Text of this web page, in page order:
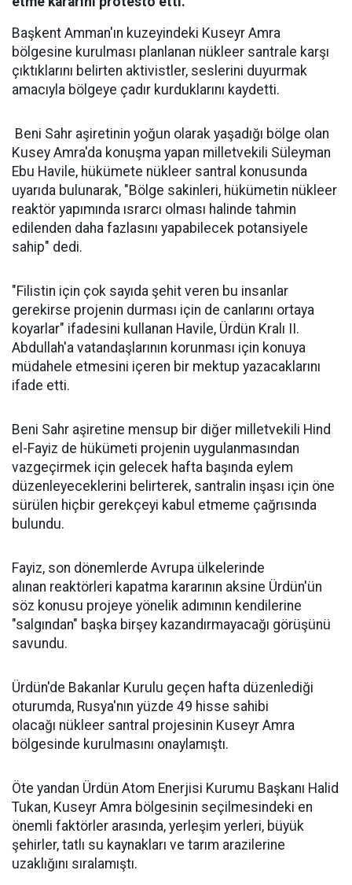
Başkent Amman'ın kuzeyindeki Kuseyr Amra
bölgesine kurulması planlanan nükleer santrale karşı
çıktıklarını belirten aktivistler, seslerini duyurmak
amacıyla bölgeye çadır kurduklarını kaydetti.
Beni Sahr aşiretinin yoğun olarak yaşadığı bölge olan
Kusey Amra'da konuşma yapan milletvekili Süleyman
Ebu Havile, hükümete nükleer santral konusunda
uyarıda bulunarak, "Bölge sakinleri, hükümetin nükleer
reaktör yapımında ısrarcı olması halinde tahmin
edilenden daha fazlasını yapabilecek potansiyele
sahip" dedi.
"Filistin için çok sayıda şehit veren bu insanlar
gerekirse projenin durması için de canlarını ortaya
koyarlar" ifadesini kullanan Havile, Ürdün Kralı II.
Abdullah'a vatandaşlarının korunması için konuya
müdahele etmesini içeren bir mektup yazacaklarını
ifade etti.
Beni Sahr aşiretine mensup bir diğer milletvekili Hind
el-Fayiz de hükümeti projenin uygulanmasından
vazgeçirmek için gelecek hafta başında eylem
düzenleyeceklerini belirterek, santralin inşası için öne
sürülen hiçbir gerekçeyi kabul etmeme çağrısında
bulundu.
Fayiz, son dönemlerde Avrupa ülkelerinde
alınan reaktörleri kapatma kararının aksine Ürdün'ün
söz konusu projeye yönelik adımının kendilerine
"salgından" başka birşey kazandırmayacağı görüşünü
savundu.
Ürdün'de Bakanlar Kurulu geçen hafta düzenlediği
oturumda, Rusya'nın yüzde 49 hisse sahibi
olacağı nükleer santral projesinin Kuseyr Amra
bölgesinde kurulmasını onaylamıştı.
Öte yandan Ürdün Atom Enerjisi Kurumu Başkanı Halid
Tukan, Kuseyr Amra bölgesinin seçilmesindeki en
önemli faktörler arasında, yerleşim yerleri, büyük
şehirler, tatlı su kaynakları ve tarım arazilerine
uzaklığını sıralamıştı.